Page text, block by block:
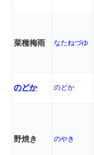
菜種梅雨 なたねづゆ
のどか のどか
野焼き のやき